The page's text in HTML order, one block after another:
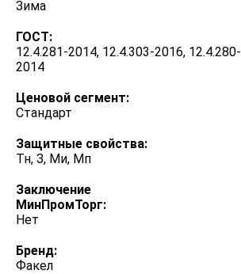
Зима
ГОСТ:
12.4.281-2014, 12.4.303-2016, 12.4.280-
2014
Ценовой сегмент:
Стандарт
Защитные свойства:
Тн, З, Ми, Мп
Заключение
МинПромТорг:
Нет
Бренд:
Факел